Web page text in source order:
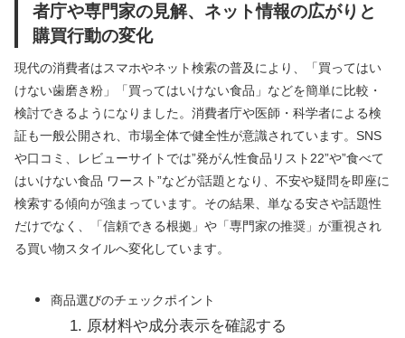
者庁や専門家の見解、ネット情報の広がりと
購買行動の変化
現代の消費者はスマホやネット検索の普及により、「買ってはい
けない歯磨き粉」「買ってはいけない食品」などを簡単に比較・
検討できるようになりました。消費者庁や医師・科学者による検
証も一般公開され、市場全体で健全性が意識されています。SNS
や口コミ、レビューサイトでは”発がん性食品リスト22”や”食べて
はいけない食品 ワースト”などが話題となり、不安や疑問を即座に
検索する傾向が強まっています。その結果、単なる安さや話題性
だけでなく、「信頼できる根拠」や「専門家の推奨」が重視され
る買い物スタイルへ変化しています。
商品選びのチェックポイント
原材料や成分表示を確認する